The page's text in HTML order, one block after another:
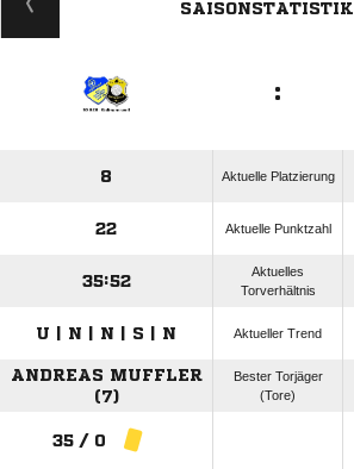
SAISONSTATISTIK
:
8 Aktuelle Platzierung
22 Aktuelle Punktzahl
35:52
Aktuelles
Torverhältnis
U | N | N | S | N Aktueller Trend
ANDREAS MUFFLER
(7)
Bester Torjäger
(Tore)
35 / 0